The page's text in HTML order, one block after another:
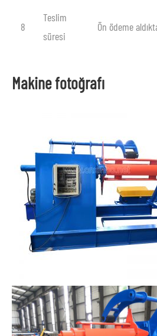
8
Teslim
süresi
Ön ödeme
Makine fotoğrafı